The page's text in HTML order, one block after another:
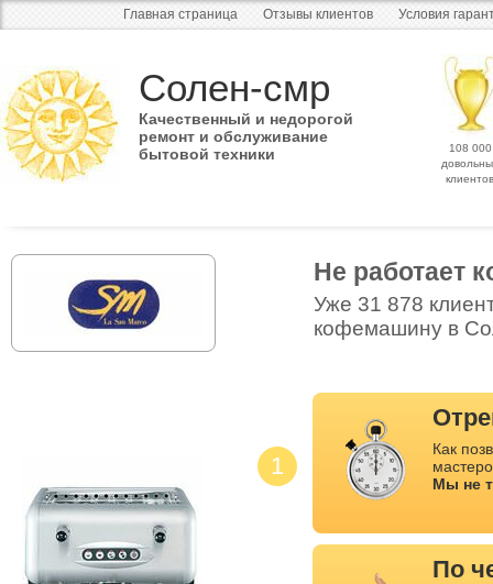
Главная страница Отзывы клиентов Условия
Солен-смр
Качественный и недорогой
ремонт и обслуживание
бытовой техники
108 000
клиентов
Не работает
Уже 31 878
кофемашину в
1
Как
Мы не
По